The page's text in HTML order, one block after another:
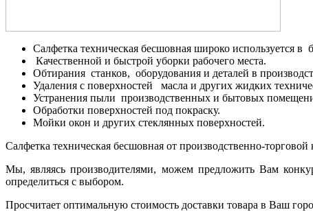
Салфетка техническая бесшовная широко используется
Качественной и быстрой уборки рабочего места.
Обтирания станков, оборудования и деталей в
Удаления с поверхностей масла и других жидких
Устранения пыли производственных и бытовых
Обработки поверхностей под покраску.
Мойки окон и других стеклянных поверхностей.
Салфетка техническая бесшовная от производственно-
Мы, являясь производителями, можем предложить Вам
определиться с выбором.
Просчитает оптимальную стоимость доставки товара в Ваш